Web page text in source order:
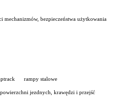
mechanizmów, bezpieczeństwa użytkowania
rampy stalowe
jezdnych, krawędzi i przejść